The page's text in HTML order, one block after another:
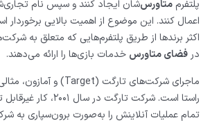
پلتفرم متاورس‌شان ایجاد کنند و سپس نام
اعمال کنند. این موضوع از اهمیت بالایی برخوردار
اکثر برندها از طریق پلتفرم‌هایی که متعلق به
در فضای متاورس خدمات بازی‌ها را ارائه می‌دهند.
ماجرای شرکت‌های تارگت (Target) و آمازون،
راستا است. شرکت تارگت در
تمام عملیات آنلاینش را به‌صورت برون‌سپاری به